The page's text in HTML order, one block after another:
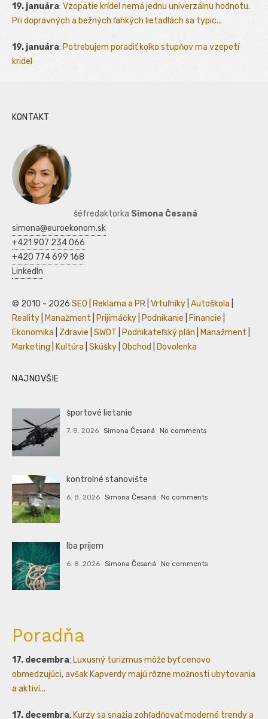
19. januára: Vzopätie krídel nemá jednu univerzálnu hodnotu.
Pri dopravných a bežných ľahkých lietadlách sa typic...
19. januára: Potrebujem poradiť kolko stupňov ma vzepetí
kridel
KONTAKT
šéfredaktorka Simona Česaná
simona@euroekonom.sk
+421 907 234 066
+420 774 699 168
LinkedIn
© 2010 - 2026 SEO Reklama a PR Vrtuľníky Autoškola
Reality
Manažment Prijímáčky Podnikanie Financie
Ekonomika
Zdravie SWOT Podnikateľský plán Manažment
Marketing
Kultúra Skúšky Obchod Dovolenka
NAJNOVŠIE
športové lietanie
7. 8. 2026 Simona Česaná No comments
kontrolné stanovište
6. 8. 2026 Simona Česaná No comments
Iba príjem
6. 8. 2026 Simona Česaná No comments
Poradňa
17. decembra: Luxusný turizmus môže byť cenovo
obmedzujúci, avšak Kapverdy majú rôzne možnosti ubytovania
a aktiví...
17. decembra: Kurzy sa snažia zohľadňovať moderné trendy a